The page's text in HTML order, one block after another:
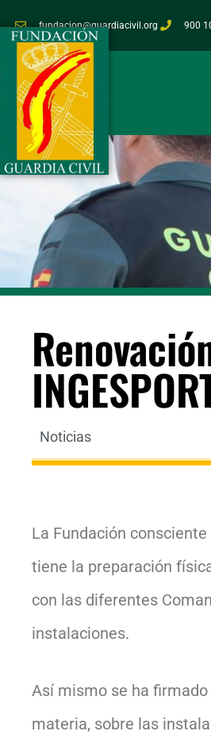
fundacion@guardiacivil.org 900
Noticias
La Fundación
tiene la preparación
con las diferentes
instalaciones.
Así mismo se ha firmado
materia, sobre las